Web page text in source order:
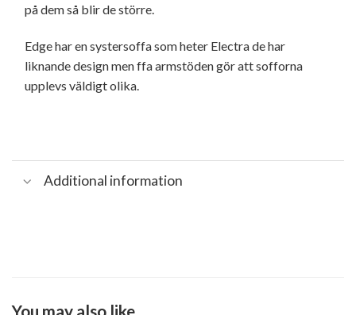
på dem så blir de större.
Edge har en systersoffa som heter Electra de har
liknande design men ffa armstöden gör att sofforna
upplevs väldigt olika.
Additional information
You may also like…